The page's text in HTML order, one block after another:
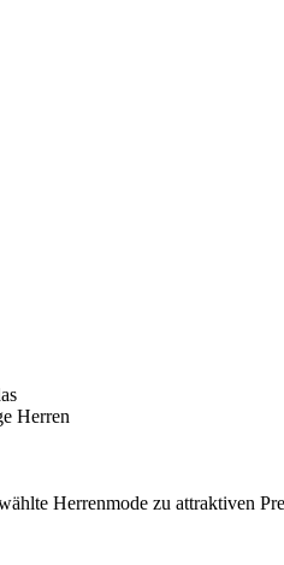
Herren
Herrenmode zu attraktiven